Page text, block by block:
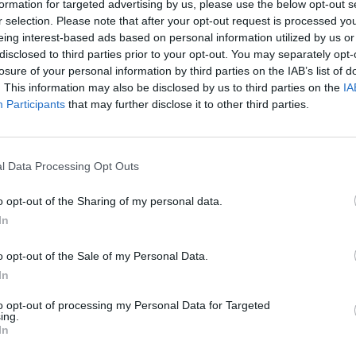
for targeted advertising by us, please use the below opt-out
selection. Please note that after your opt-out request is processed
interest-based ads based on personal information utilized by us
to third parties prior to your opt-out. You may separately
of your personal information by third parties on the IAB’s list of
This information may also be disclosed by us to third parties on the
Participants that may further disclose it to other third parties.
Data Processing Opt Outs
opt-out of the Sharing of my personal data.
opt-out of the Sale of my Personal Data.
opt-out of processing my Personal Data for Targeted
képest sokkal gyengébb negyedéves
Dutch Shell, Európa legnagyobb olajipari vállalata.
eredmény született, mint amire a piac számított. A
devizahatással magyarázta. Mindezek
az általa kifizetett osztalék mértékét.
a negatív árfolyamhatás döntötte romba a Royal Dutch Shell
a korábban jelzethez képest 20 százalékkal lett alacsonyabb.
is bejelentette, hogy az elkövetkező három évben 15 milliárd
hogy ellensúlyozni tudja az olaj árfolyamának...
portfolio.hu hírarchívumához tartozik, melynek olvasása